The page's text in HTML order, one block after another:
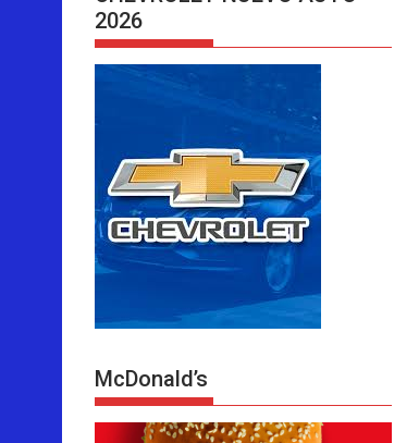
2026
McDonald’s